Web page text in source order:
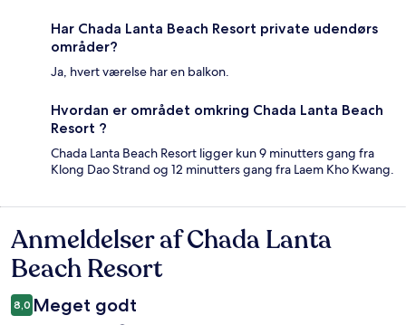
Har Chada Lanta Beach Resort private udendørs
områder?
Ja, hvert værelse har en balkon.
Hvordan er området omkring Chada Lanta Beach
Resort ?
Chada Lanta Beach Resort ligger kun 9 minutters gang fra
Klong Dao Strand og 12 minutters gang fra Laem Kho Kwang.
Anmeldelser
Anmeldelser af Chada Lanta
Beach Resort
8,0 Meget godt